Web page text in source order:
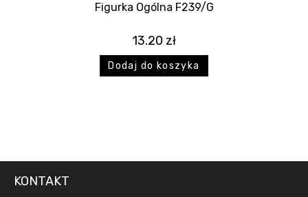
Figurka Ogólna F239/G
13.20 zł
Dodaj do koszyka
KONTAKT